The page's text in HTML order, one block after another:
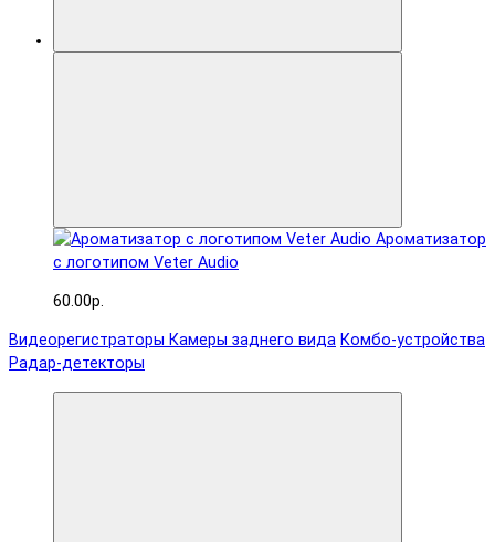
Ароматизатор
с логотипом Veter Audio
60.00р.
Видеорегистраторы Камеры заднего вида Комбо-устройства
Радар-детекторы